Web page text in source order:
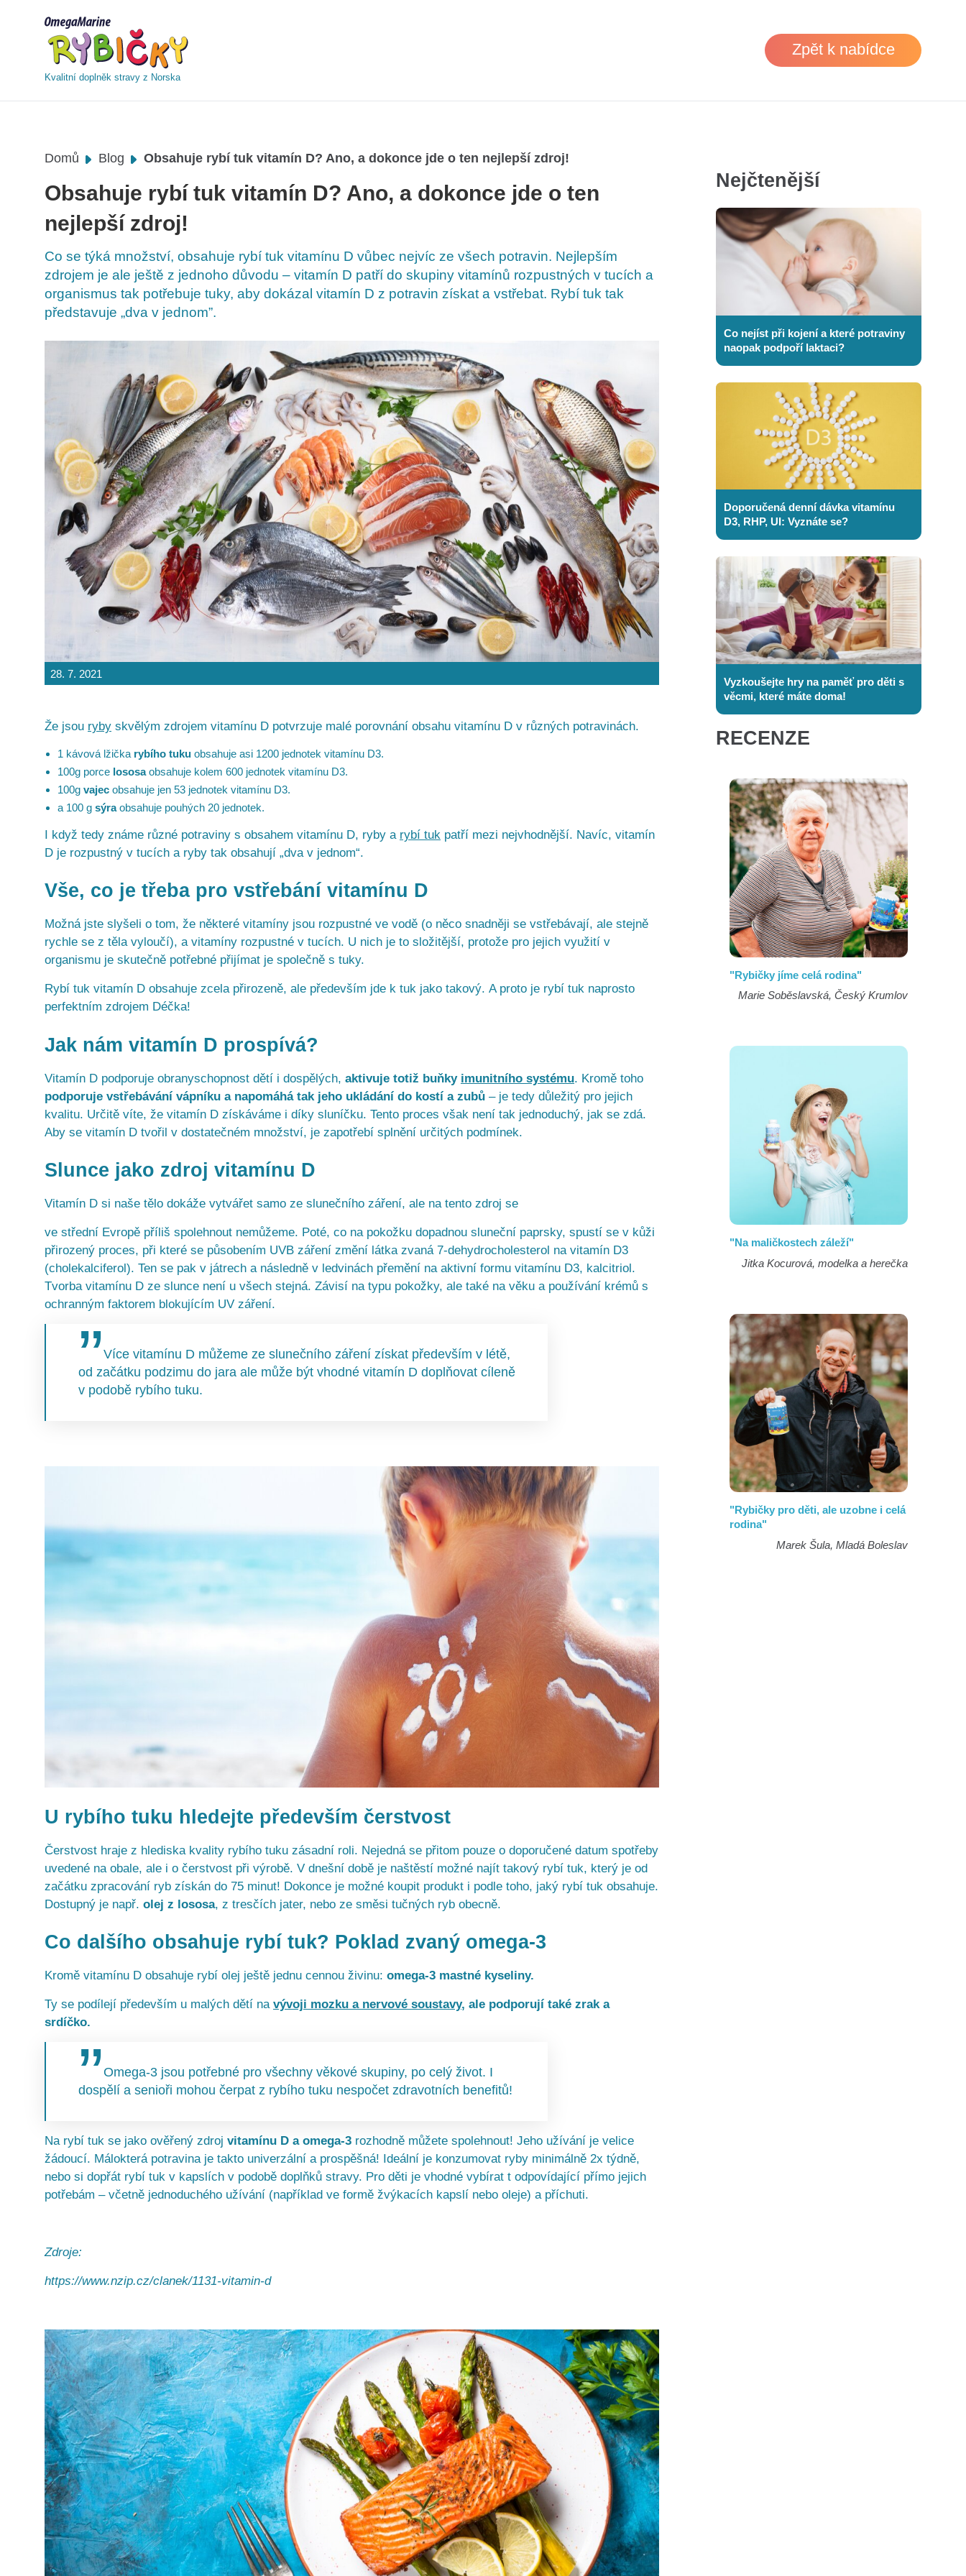
Kvalitní doplněk stravy z Norska
Zpět k nabídce
Domů Blog Obsahuje rybí tuk vitamín D? Ano, a dokonce jde o ten nejlepší zdroj!
Obsahuje rybí tuk vitamín D? Ano, a dokonce jde o ten
nejlepší zdroj!
Co se týká množství, obsahuje rybí tuk vitamínu D vůbec nejvíc ze všech potravin. Nejlepším
zdrojem je ale ještě z jednoho důvodu – vitamín D patří do skupiny vitamínů rozpustných v tucích a
organismus tak potřebuje tuky, aby dokázal vitamín D z potravin získat a vstřebat. Rybí tuk tak
představuje „dva v jednom”.
28. 7. 2021
Že jsou ryby skvělým zdrojem vitamínu D potvrzuje malé porovnání obsahu vitamínu D v různých potravinách.
1 kávová lžička rybího tukuobsahuje asi 1200 jednotek vitamínu D3.
100g porcelososaobsahuje kolem 600 jednotek vitamínu D3.
100g vajecobsahuje jen 53 jednotek vitamínu D3.
a 100 g sýraobsahuje pouhých 20 jednotek.
I když tedy známe různé potraviny s obsahem vitamínu D, ryby a rybí tuk patří mezi nejvhodnější. Navíc, vitamín
D je rozpustný v tucích a ryby tak obsahují „dva v jednom“.
Vše, co je třeba pro vstřebání vitamínu D
Možná jste slyšeli o tom, že některé vitamíny jsou rozpustné ve vodě (o něco snadněji se vstřebávají, ale stejně
rychle se z těla vyloučí), a vitamíny rozpustné v tucích. U nich je to složitější, protože pro jejich využití v
organismu je skutečně potřebné přijímat je společně s tuky.
Rybí tuk vitamín D obsahuje zcela přirozeně, ale především jde k tuk jako takový. A proto je rybí tuk naprosto
perfektním zdrojem Déčka!
Jak nám vitamín D prospívá?
Vitamín D podporuje obranyschopnost dětí i dospělých, aktivuje totiž buňky imunitního systému. Kromě toho
podporuje vstřebávání vápníku a napomáhá tak jeho ukládání do kostí a zubů – je tedy důležitý pro jejich
kvalitu. Určitě víte, že vitamín D získáváme i díky sluníčku. Tento proces však není tak jednoduchý, jak se zdá.
Aby se vitamín D tvořil v dostatečném množství, je zapotřebí splnění určitých podmínek.
Slunce jako zdroj vitamínu D
Vitamín D si naše tělo dokáže vytvářet samo ze slunečního záření, ale na tento zdroj se
ve střední Evropě příliš spolehnout nemůžeme. Poté, co na pokožku dopadnou sluneční paprsky, spustí se v kůži
přirozený proces, při které se působením UVB záření změní látka zvaná 7-dehydrocholesterol na vitamín D3
(cholekalciferol). Ten se pak v játrech a následně v ledvinách přemění na aktivní formu vitamínu D3, kalcitriol.
Tvorba vitamínu D ze slunce není u všech stejná. Závisí na typu pokožky, ale také na věku a používání krémů s
ochranným faktorem blokujícím UV záření.
Více vitamínu D můžeme ze slunečního záření získat především v létě,
od začátku podzimu do jara ale může být vhodné vitamín D doplňovat cíleně
v podobě rybího tuku.
U rybího tuku hledejte především čerstvost
Čerstvost hraje z hlediska kvality rybího tuku zásadní roli. Nejedná se přitom pouze o doporučené datum spotřeby
uvedené na obale, ale i o čerstvost při výrobě. V dnešní době je naštěstí možné najít takový rybí tuk, který je od
začátku zpracování ryb získán do 75 minut! Dokonce je možné koupit produkt i podle toho, jaký rybí tuk obsahuje.
Dostupný je např. olej z lososa, z tresčích jater, nebo ze směsi tučných ryb obecně.
Co dalšího obsahuje rybí tuk? Poklad zvaný omega-3
Kromě vitamínu D obsahuje rybí olej ještě jednu cennou živinu: omega-3 mastné kyseliny.
Ty se podílejí především u malých dětí na vývoji mozku a nervové soustavy, ale podporují také zrak a
srdíčko.
Omega-3 jsou potřebné pro všechny věkové skupiny, po celý život. I
dospělí a senioři mohou čerpat z rybího tuku nespočet zdravotních benefitů!
Na rybí tuk se jako ověřený zdroj vitamínu D a omega-3 rozhodně můžete spolehnout! Jeho užívání je velice
žádoucí. Málokterá potravina je takto univerzální a prospěšná! Ideální je konzumovat ryby minimálně 2x týdně,
nebo si dopřát rybí tuk v kapslích v podobě doplňků stravy. Pro děti je vhodné vybírat t odpovídající přímo jejich
potřebám – včetně jednoduchého užívání (například ve formě žvýkacích kapslí nebo oleje) a příchuti.
Zdroje:
https://www.nzip.cz/clanek/1131-vitamin-d
Nejčtenější
Co nejíst při kojení a které potraviny
naopak podpoří laktaci?
Doporučená denní dávka vitamínu
D3, RHP, UI: Vyznáte se?
Vyzkoušejte hry na paměť pro děti s
věcmi, které máte doma!
RECENZE
"Rybičky jíme celá rodina"
Marie Soběslavská, Český Krumlov
"Na maličkostech záleží"
Jitka Kocurová, modelka a herečka
"Rybičky pro děti, ale uzobne i celá
rodina"
Marek Šula, Mladá Boleslav